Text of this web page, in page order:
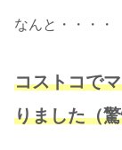
なんと・・・・
コストコで
りました（